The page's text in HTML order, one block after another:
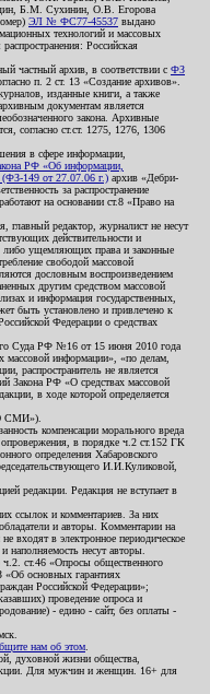
Б.М. Сухинин, О.В. Егорова
ЭЛ № ФС77-45537 выдано
технологий и массовых
Российская
частный архив, в соответствии с ФЗ
п. 2 ст. 13 «Создание архивов».
изданные книги, а также
документам является
закона. Архивные
согласно ст.ст. 1275, 1276, 1306
в сфере информации,
РФ «Об информации,
149 от 27.07.06 г.) архив «Дебри-
за распространение
на основании ст.8 «Право на
редактор, журналист не несут
действительности и
либо ущемляющих права и законные
свободой массовой
дословным воспроизведением
другим средством массовой
и информация государственных,
быть установлено и привлечено к
Федерации о средствах
Суда РФ №16 от 15 июня 2010 года
массовой информации», «по делам,
распространитель не является
Закона РФ «О средствах массовой
в ходе которой определяется
СМИ»).
компенсации морального вреда
в порядке ч.2 ст.152 ГК
определения Хабаровского
И.И.Куликовой,
редакции. Редакция не вступает в
ссылок и комментариев. За них
и авторы. Комментарии на
входят в электронное периодическое
наполняемость несут авторы.
ч.2. ст.46 «Опросы общественного
основных гарантиях
Российской Федерации»;
проведение опроса и
- едино - сайт, без оплаты -
нам об этом
духовной жизни общества,
Для мужчин и женщин. 16+ для